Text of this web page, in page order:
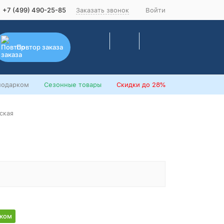
+7 (499) 490-25-85 Заказать звонок Войти
Повтор заказа
Сезонные товары Скидки до 28%